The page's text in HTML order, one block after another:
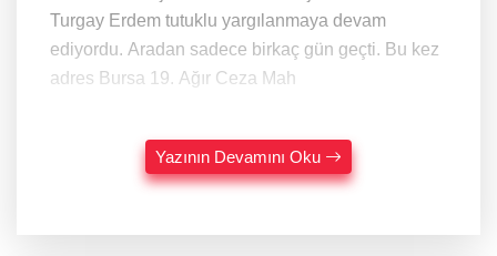
Turgay Erdem tutuklu yargılanmaya devam
ediyordu. Aradan sadece birkaç gün geçti. Bu kez
adres Bursa 19. Ağır Ceza Mah
Yazının Devamını Oku